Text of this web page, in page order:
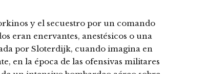
y el secuestro por un comando
eran enervantes, anestésicos o una
por Sloterdijk, cuando imagina en
en la época de las ofensivas militares